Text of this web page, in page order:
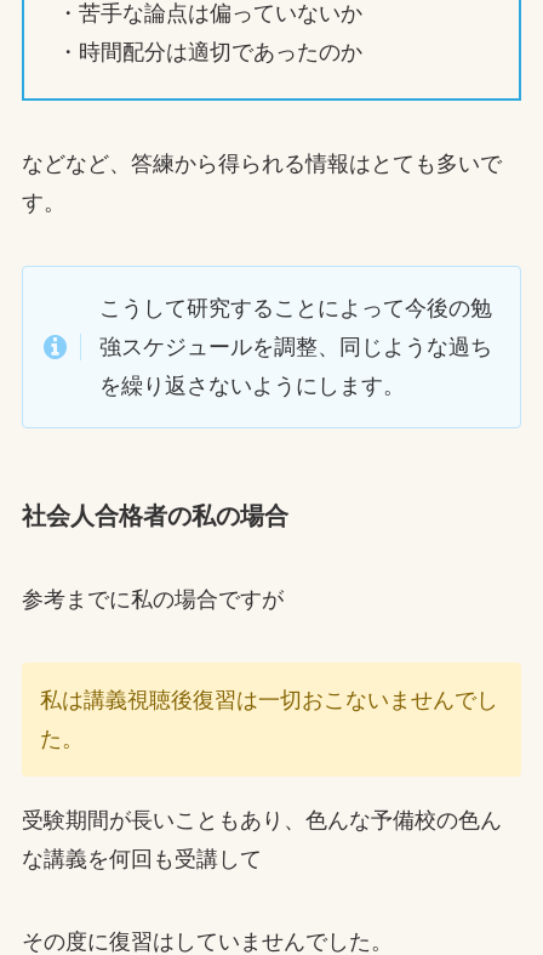
・苦手な論点は偏っていないか
・時間配分は適切であったのか
などなど、答練から得られる情報はとても多いで
す。
こうして研究することによって今後の勉
強スケジュールを調整、同じような過ち
を繰り返さないようにします。
社会人合格者の私の場合
参考までに私の場合ですが
私は講義視聴後復習は一切おこないませんでし
た。
受験期間が長いこともあり、色んな予備校の色ん
な講義を何回も受講して
その度に復習はしていませんでした。